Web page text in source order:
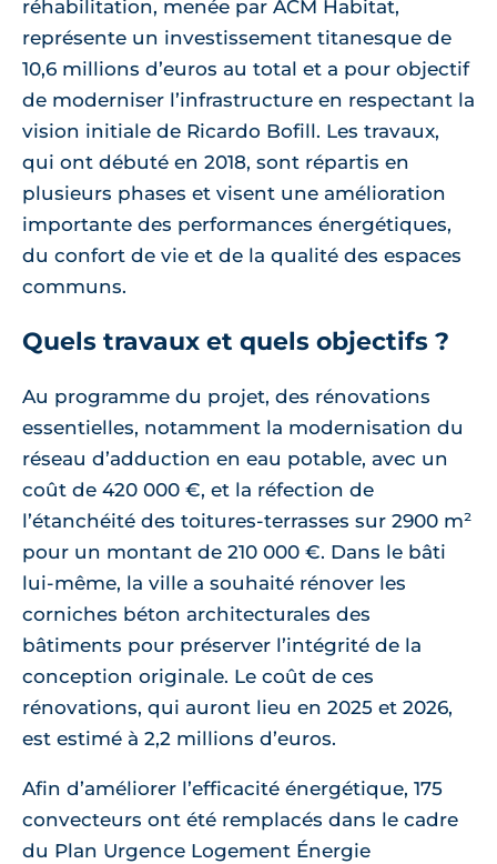
réhabilitation, menée par ACM Habitat,
représente un investissement titanesque de
10,6 millions d’euros au total et a pour objectif
de moderniser l’infrastructure en respectant la
vision initiale de Ricardo Bofill. Les travaux,
qui ont débuté en 2018, sont répartis en
plusieurs phases et visent une amélioration
importante des performances énergétiques,
du confort de vie et de la qualité des espaces
communs.
Quels travaux et quels objectifs ?
Au programme du projet, des rénovations
essentielles, notamment la modernisation du
réseau d’adduction en eau potable, avec un
coût de 420 000 €, et la réfection de
l’étanchéité des toitures-terrasses sur 2900 m²
pour un montant de 210 000 €. Dans le bâti
lui-même, la ville a souhaité rénover les
corniches béton architecturales des
bâtiments pour préserver l’intégrité de la
conception originale. Le coût de ces
rénovations, qui auront lieu en 2025 et 2026,
est estimé à 2,2 millions d’euros.
Afin d’améliorer l’efficacité énergétique, 175
convecteurs ont été remplacés dans le cadre
du Plan Urgence Logement Énergie